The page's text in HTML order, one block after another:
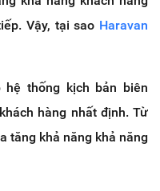
Vậy, tại sao Haravan
hệ thống kịch bản biên
hàng nhất định. Từ
tăng khả năng khả năng